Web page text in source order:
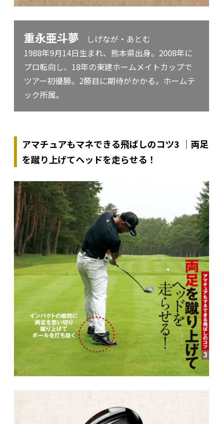
重永亜斗夢 しげなが・あとむ
1988年9月14日生まれ、熊本県出身。2008年に
プロ転向し、18年の東建ホームメイトカップで
ツアー初優勝。2勝目に期待がかかる。ホームテ
ック所属。
アマチュアもマネできる飛ばしのコツ3 ｜両足
を蹴り上げてヘッドを走らせる！